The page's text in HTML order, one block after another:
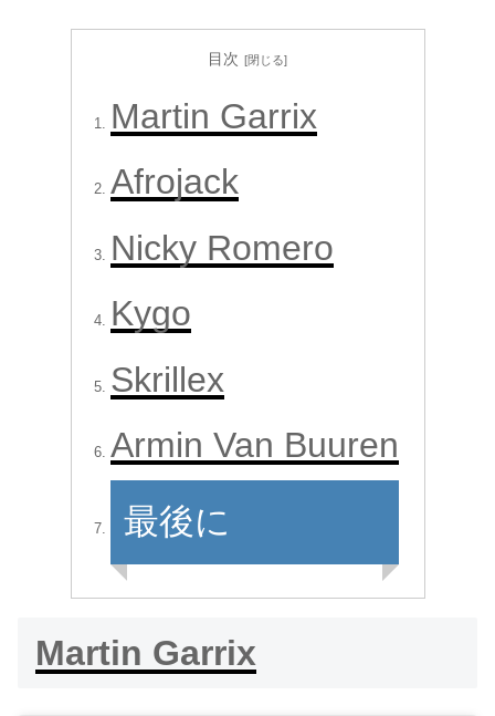
目次
Martin Garrix
Afrojack
Nicky Romero
Kygo
Skrillex
Armin Van Buuren
最後に
Martin Garrix